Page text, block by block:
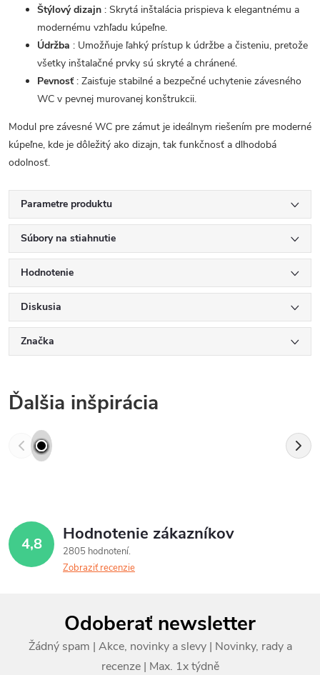
Štýlový dizajn : Skrytá inštalácia prispieva k elegantnému a
modernému vzhľadu kúpeľne.
Údržba : Umožňuje ľahký prístup k údržbe a čisteniu, pretože
všetky inštalačné prvky sú skryté a chránené.
Pevnosť : Zaisťuje stabilné a bezpečné uchytenie závesného
WC v pevnej murovanej konštrukcii.
Modul pre závesné WC pre zámut je ideálnym riešením pre moderné
kúpeľne, kde je dôležitý ako dizajn, tak funkčnosť a dlhodobá
odolnosť.
Parametre produktu
Súbory na stiahnutie
Hodnotenie
Diskusia
Značka
Ďalšia inšpirácia
4,8 Hodnotenie zákazníkov
2805 hodnotení
Zobraziť recenzie
Odoberať newsletter